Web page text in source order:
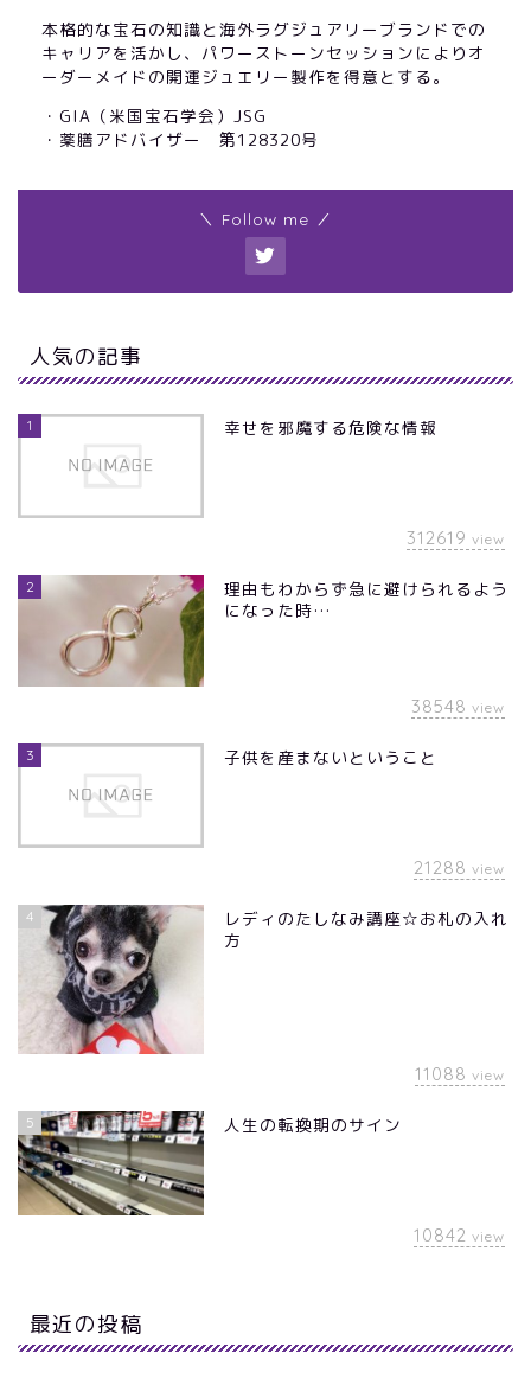
本格的な宝石の知識と海外ラグジュアリーブランドでの
キャリアを活かし、パワーストーンセッションによりオ
ーダーメイドの開運ジュエリー製作を得意とする。
・GIA（米国宝石学会）JSG
・薬膳アドバイザー 第128320号
＼ Follow me ／
人気の記事
1 幸せを邪魔する危険な情報
312619 view
2
理由もわからず急に避けられるよう
になった時…
38548 view
3 子供を産まないということ
21288 view
4
レディのたしなみ講座☆お札の入れ
方
11088 view
5 人生の転換期のサイン
10842 view
最近の投稿